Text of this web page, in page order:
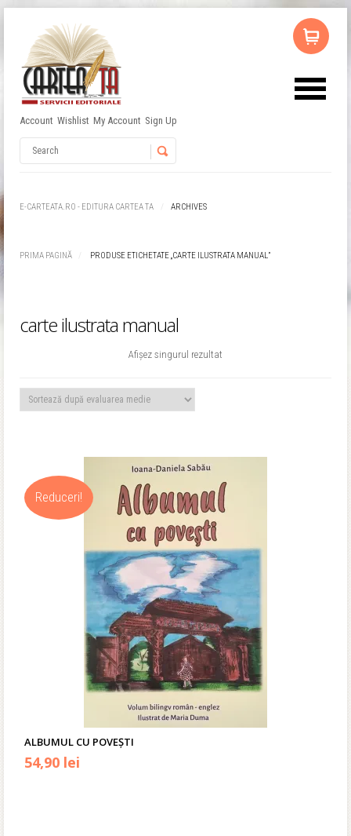
Account Wishlist My Account Sign Up
E-CARTEATA.RO - EDITURA CARTEA TA ARCHIVES
PRIMA PAGINĂ PRODUSE ETICHETATE „CARTE ILUSTRATA MANUAL”
carte ilustrata manual
Afișez singurul rezultat
Reduceri!
ALBUMUL CU POVEȘTI
Prețul
54,90 lei